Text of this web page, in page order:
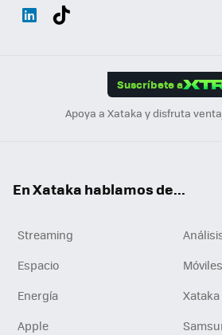
Suscríbete a
Apoya a Xataka y disfruta
En Xataka hablamos de...
Streaming
Espacio
Móviles
Energía
Apple